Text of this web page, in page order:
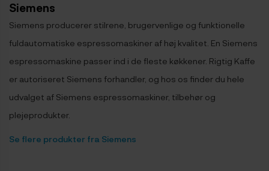
Siemens
Siemens producerer stilrene, brugervenlige og funktionelle
fuldautomatiske espressomaskiner af høj kvalitet. En Siemens
espressomaskine passer ind i de fleste køkkener. Rigtig Kaffe
er autoriseret Siemens forhandler, og hos os finder du hele
udvalget af Siemens espressomaskiner, tilbehør og
plejeprodukter.
Se flere produkter fra Siemens